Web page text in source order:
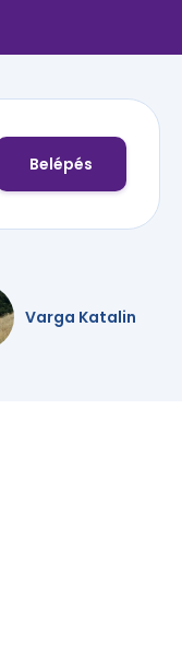
Belépés
Varga Katalin